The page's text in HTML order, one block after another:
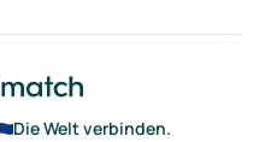
Die Welt verbinden.